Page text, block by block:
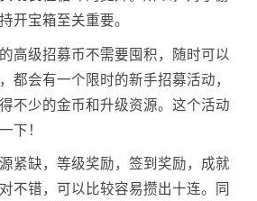
开宝箱至关重要。
高级招募币不需要囤积，随时可以
都会有一个限时的新手招募活动，
不少的金币和升级资源。这个活动
下！
紧缺，等级奖励，签到奖励，成就
不错，可以比较容易攒出十连。同